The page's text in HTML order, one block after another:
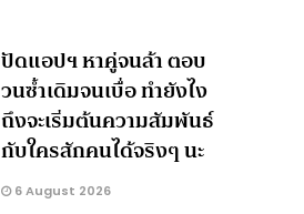
ปัดแอปฯ หาคู่จนล้า ตอบ
วนซ้ำเดิมจนเบื่อ ทำยังไง
ถึงจะเริ่มต้นความสัมพันธ์
กับใครสักคนได้จริงๆ นะ
6 August 2026